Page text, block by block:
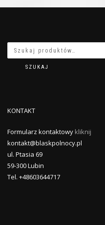
SZUKAJ
KONTAKT
Formularz kontaktowy kliknij
kontakt@blaskpolnocy.pl
ul. Ptasia 69
59-300 Lubin
Tel. +48603644717